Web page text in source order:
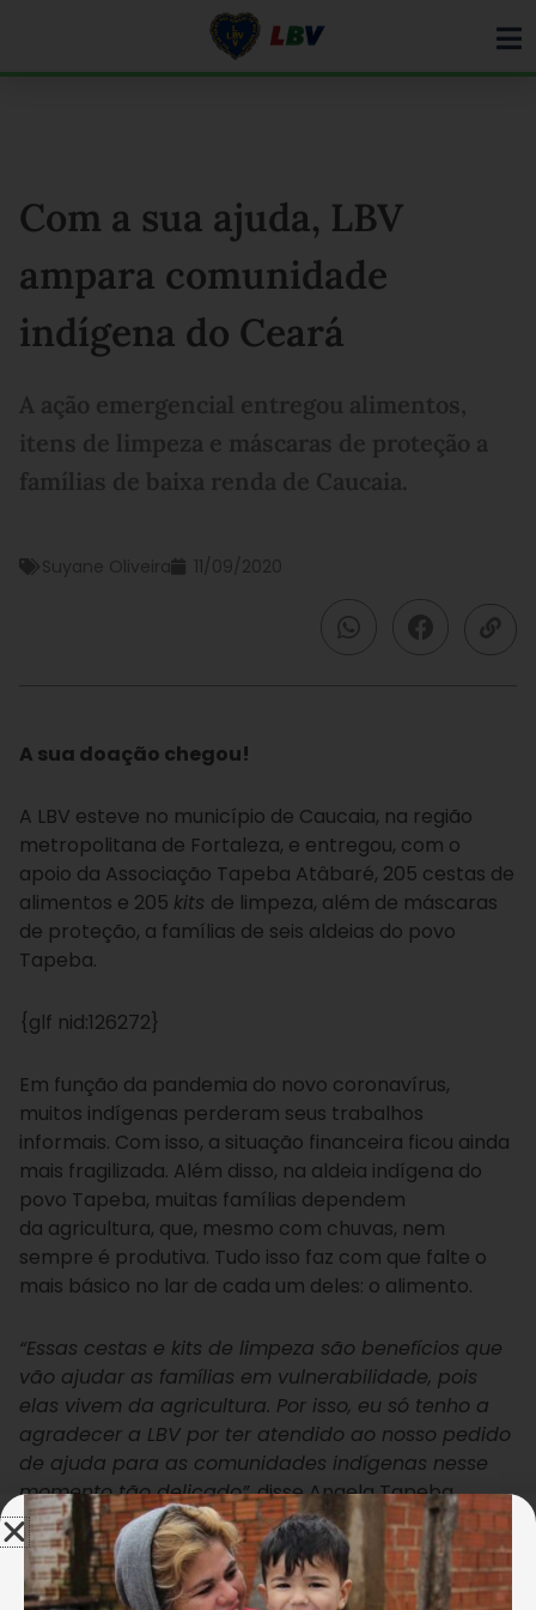
Com a sua ajuda, LBV
ampara comunidade
indígena do Ceará
A ação emergencial entregou alimentos,
itens de limpeza e máscaras de proteção a
famílias de baixa renda de Caucaia.
Suyane Oliveira 11/09/2020
A sua doação chegou!
A LBV esteve no município de Caucaia, na região
metropolitana de Fortaleza, e entregou, com o
apoio da Associação Tapeba Atâbaré, 205 cestas de
alimentos e 205 kits de limpeza, além de máscaras
de proteção, a famílias de seis aldeias do povo
Tapeba.
{glf nid:126272}
Em função da pandemia do novo coronavírus,
muitos indígenas perderam seus trabalhos
informais. Com isso, a situação financeira ficou ainda
mais fragilizada. Além disso, na aldeia indígena do
povo Tapeba, muitas famílias dependem
da agricultura, que, mesmo com chuvas, nem
sempre é produtiva. Tudo isso faz com que falte o
mais básico no lar de cada um deles: o alimento.
“Essas cestas e kits de limpeza são benefícios que
vão ajudar as famílias em vulnerabilidade, pois
elas vivem da agricultura. Por isso, eu só tenho a
agradecer a LBV por ter atendido ao nosso pedido
de ajuda para as comunidades indígenas nesse
momento tão delicado”, disse Angela Tapeba,
presidente da Associação Indígena Tapeba Atâbaré.
Suyane Oliveira